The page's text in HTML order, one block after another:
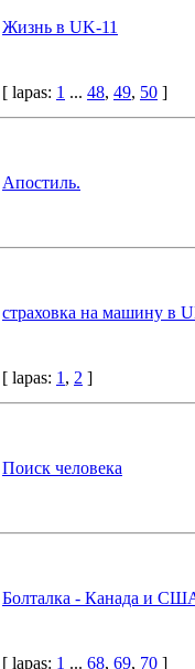
Жизнь в UK-11
[ lapas: 1 ... 48, 49, 50 ]
Апостиль.
страховка на машину в
[ lapas: 1 , 2 ]
Поиск человека
Болталка - Канада и
[ lapas: 1 ... 68, 69, 70 ]